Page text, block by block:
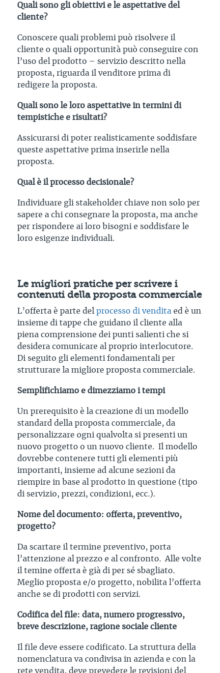
Quali sono gli obiettivi e le aspettative del
cliente?
Conoscere quali problemi può risolvere il
cliente o quali opportunità può conseguire con
l’uso del prodotto – servizio descritto nella
proposta, riguarda il venditore prima di
redigere la proposta.
Quali sono le loro aspettative in termini di
tempistiche e risultati?
Assicurarsi di poter realisticamente soddisfare
queste aspettative prima inserirle nella
proposta.
Qual è il processo decisionale?
Individuare gli stakeholder chiave non solo per
sapere a chi consegnare la proposta, ma anche
per rispondere ai loro bisogni e soddisfare le
loro esigenze individuali.
Le migliori pratiche per scrivere i
contenuti della proposta commerciale
L’offerta è parte del processo di vendita ed è un
insieme di tappe che guidano il cliente alla
piena comprensione dei punti salienti che si
desidera comunicare al proprio interlocutore.
Di seguito gli elementi fondamentali per
strutturare la migliore proposta commerciale.
Semplifichiamo e dimezziamo i tempi
Un prerequisito è la creazione di un modello
standard della proposta commerciale, da
personalizzare ogni qualvolta si presenti un
nuovo progetto o un nuovo cliente. Il modello
dovrebbe contenere tutti gli elementi più
importanti, insieme ad alcune sezioni da
riempire in base al prodotto in questione (tipo
di servizio, prezzi, condizioni, ecc.).
Nome del documento: offerta, preventivo,
progetto?
Da scartare il termine preventivo, porta
l’attenzione al prezzo e al confronto. Alle volte
il temine offerta è già di per sé sbagliato.
Meglio proposta e/o progetto, nobilita l’offerta
anche se di prodotti con servizi.
Codifica del file: data, numero progressivo,
breve descrizione, ragione sociale cliente
Il file deve essere codificato. La struttura della
nomenclatura va condivisa in azienda e con la
rete vendita, deve prevedere le revisioni del